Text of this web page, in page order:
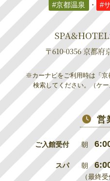
#京都温泉 ・ #
〒610-0356 京都府
※カーナビをご利用時は「京
検索してください。（ケ
営
ご入館受付 朝
スパ 朝
（最終受